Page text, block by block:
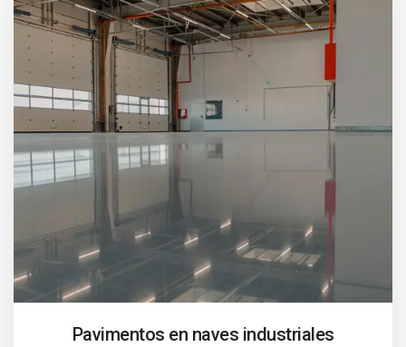
Pavimentos en naves industriales